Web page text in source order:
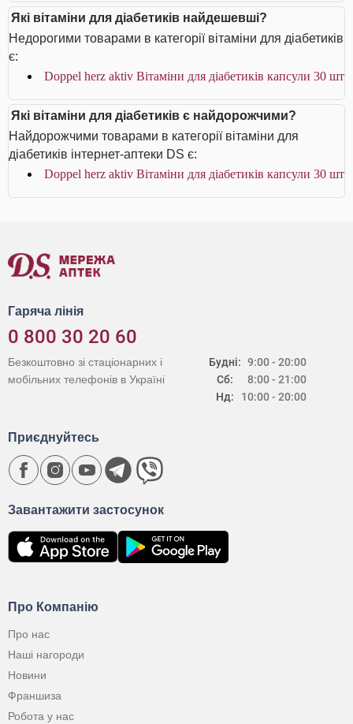
Які вітаміни для діабетиків найдешевші?
Недорогими товарами в категорії вітаміни для діабетиків
є:
Doppel herz aktiv Вітаміни для діабетиків капсули 30 шт
Які вітаміни для діабетиків є найдорожчими?
Найдорожчими товарами в категорії вітаміни для
діабетиків інтернет-аптеки DS є:
Doppel herz aktiv Вітаміни для діабетиків капсули 30 шт
Гаряча лінія
0 800 30 20 60
Будні:
Сб:
Нд:
9:00 - 20:00
8:00 - 21:00
10:00 - 20:00
Безкоштовно зі стаціонарних і
мобільних телефонів в Україні
Про Компанію
Про нас
Наші нагороди
Новини
Франшиза
Робота у нас
Завантажити застосунок
Приєднуйтесь